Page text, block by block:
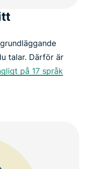
talar. Därför är
på 17 språk